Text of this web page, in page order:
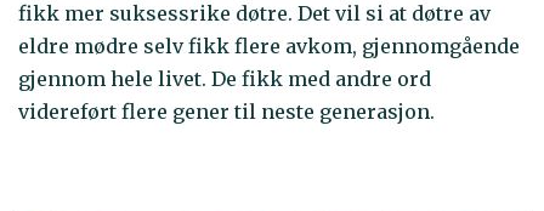
fikk mer suksessrike døtre. Det vil si at døtre av
eldre mødre selv fikk flere avkom, gjennomgående
gjennom hele livet. De fikk med andre ord
videreført flere gener til neste generasjon.